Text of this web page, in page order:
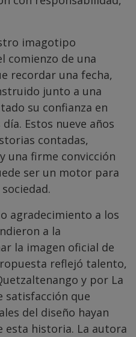
imagotipo
comienzo de una
recordar una fecha,
junto a una
su confianza en
Estos nueve años
contadas,
una firme convicción
ser un motor para
agradecimiento a los
a la
la imagen oficial de
reflejó talento,
y por La
satisfacción que
del diseño hayan
historia. La autora